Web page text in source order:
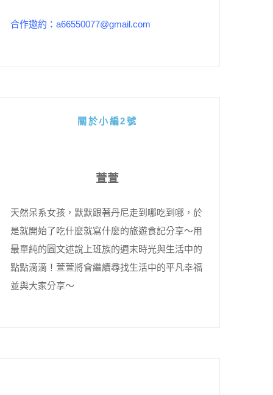
合作邀約：a66550077@gmail.com
關於小編2號
萱萱
天然呆系女孩，默默跟著丹尼走到哪吃到哪，於
是就開始了吃什麼就寫什麼的旅遊食記分享～用
最單純的圖文述說上班族的週末時光與生活中的
點點滴滴！萱萱將會繼續尋找生活中的平凡幸福
並與大家分享～